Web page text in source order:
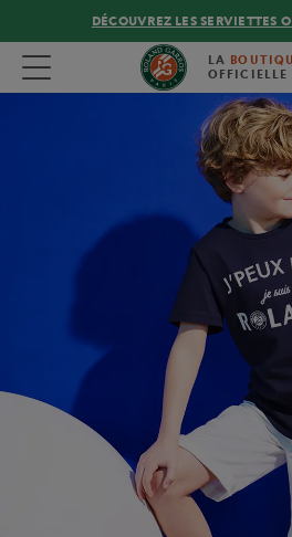
DÉCOUVREZ LES SERVIETTES
Toggle navigation LA
OFFICIELLE